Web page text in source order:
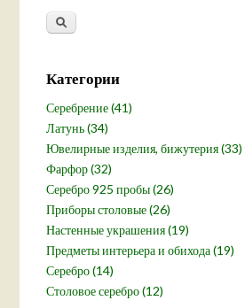
Категории
Серебрение (41)
Латунь (34)
Ювелирные изделия, бижутерия (33)
Фарфор (32)
Серебро 925 пробы (26)
Приборы столовые (26)
Настенные украшения (19)
Предметы интерьера и обихода (19)
Серебро (14)
Столовое серебро (12)